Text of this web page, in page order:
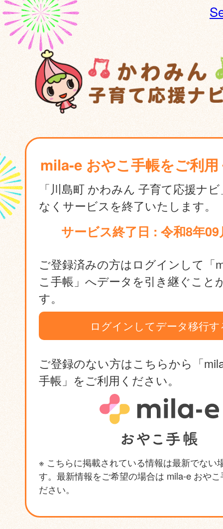
mila-e おやこ手帳をご利
「川島町 かわみん 子育て応援ナ
なくサービスを終了いたします。
サービス終了日 : 令和8年09
ご登録済みの方はログインして「
こ手帳」へデータを引き継ぐこと
す。
ログインしてデータ移行す
ご登録のない方はこちらから「
手帳」をご利用ください。
※ こちらに掲載されている情報は最新でない
す。最新情報をご希望の場合は mila-e おや
ださい。